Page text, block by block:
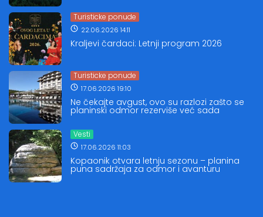
Turisticke ponude
22.06.2026 14:11
Kraljevi čardaci: Letnji program 2026
Turisticke ponude
17.06.2026 19:10
Ne čekajte avgust, ovo su razlozi zašto se
planinski odmor rezerviše već sada
Vesti
17.06.2026 11:03
Kopaonik otvara letnju sezonu – planina
puna sadržaja za odmor i avanturu